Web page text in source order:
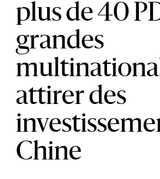
plus de 40
grandes
attirer des
Chine